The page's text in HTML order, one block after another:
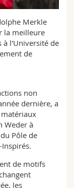
Merkle
la meilleure
à l'Université de
de
non
dernière, a
Weder à
Pôle de
de motifs
les